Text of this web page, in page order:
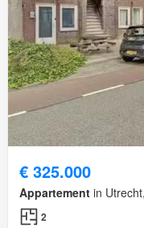
€ 325.000
Appartement in
2